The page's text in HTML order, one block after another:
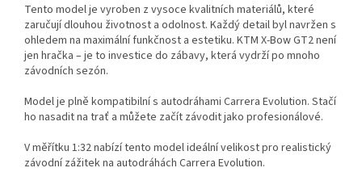
Tento model je vyroben z vysoce kvalitních materiálů, které
zaručují dlouhou životnost a odolnost. Každý detail byl navržen s
ohledem na maximální funkčnost a estetiku. KTM X-Bow GT2 není
jen hračka – je to investice do zábavy, která vydrží po mnoho
závodních sezón.
Model je plně kompatibilní s autodráhami Carrera Evolution. Stačí
ho nasadit na trať a můžete začít závodit jako profesionálové.
V měřítku 1:32 nabízí tento model ideální velikost pro realistický
závodní zážitek na autodráhách Carrera Evolution.